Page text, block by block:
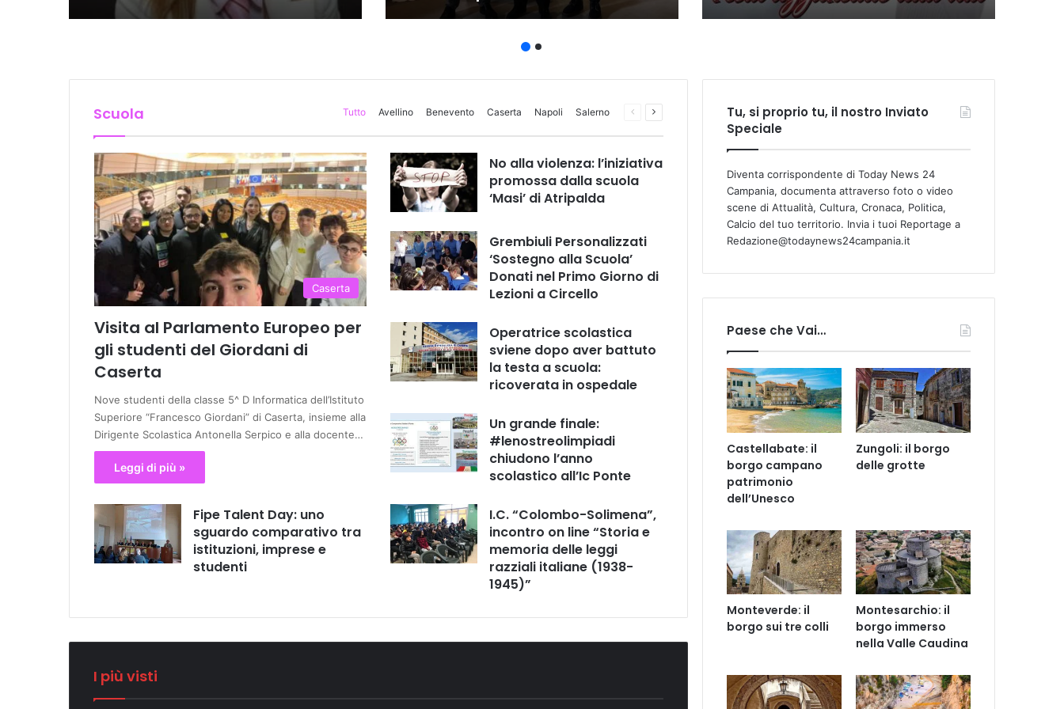
Scuola Tutto Avellino Benevento Caserta Napoli Salerno
Pagina
Caserta
Visita al Parlamento Europeo per
gli studenti del Giordani di
Caserta
Nove studenti della classe 5^ D Informatica dell’Istituto
Superiore “Francesco Giordani” di Caserta, insieme alla
Dirigente Scolastica Antonella Serpico e alla docente…
Leggi di più »
No alla violenza: l’iniziativa
promossa dalla scuola
‘Masi’ di Atripalda
Grembiuli Personalizzati
‘Sostegno alla Scuola’
Donati nel Primo Giorno di
Lezioni a Circello
Operatrice scolastica
sviene dopo aver battuto
la testa a scuola:
ricoverata in ospedale
Un grande finale:
#lenostreolimpiadi
chiudono l’anno
scolastico all’Ic Ponte
Fipe Talent Day: uno
sguardo comparativo tra
istituzioni, imprese e
studenti
I.C. “Colombo-Solimena”,
incontro on line “Storia e
memoria delle leggi
razziali italiane (1938-
1945)”
I più visti
Tu, si proprio tu, il nostro Inviato
Speciale
Diventa corrispondente di Today News 24
Campania, documenta attraverso foto o video
scene di Attualità, Cultura, Cronaca, Politica,
Calcio del tuo territorio. Invia i tuoi Reportage a
Redazione@todaynews24campania.it
Paese che Vai…
Castellabate: il
borgo campano
patrimonio
dell’Unesco
Zungoli: il borgo
delle grotte
Monteverde: il
borgo sui tre colli
Montesarchio: il
borgo immerso
nella Valle Caudina